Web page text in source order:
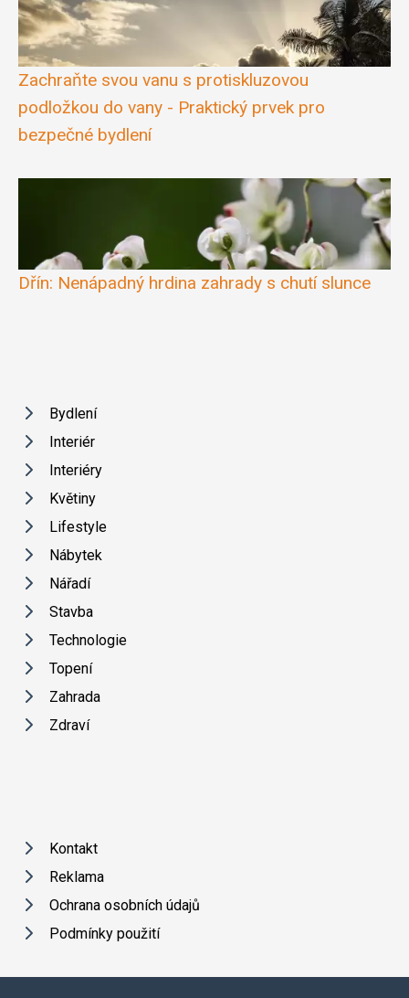
Zachraňte svou vanu s protiskluzovou
podložkou do vany - Praktický prvek pro
bezpečné bydlení
Dřín: Nenápadný hrdina zahrady s chutí slunce
Bydlení
Interiér
Interiéry
Květiny
Lifestyle
Nábytek
Nářadí
Stavba
Technologie
Topení
Zahrada
Zdraví
Kontakt
Reklama
Ochrana osobních údajů
Podmínky použití